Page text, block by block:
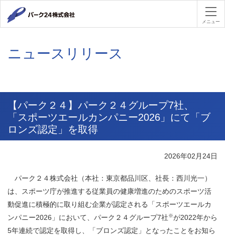
パーク２
メニュー
ニュースリリース
【パーク２４】パーク２４グループ7社、
「スポーツエールカンパニー2026」にて「ブ
ロンズ認定」を取得
2026年02月24日
パーク２４株式会社（本社：東京都品川区、社長：西川光一）
は、スポーツ庁が推進する従業員の健康増進のためのスポーツ活
動促進に積極的に取り組む企業が認定される「スポーツエールカ
ンパニー2026 」において、パーク２４グループ7社※が2022年から
5年連続で認定を取得し、「ブロンズ認定」となったことをお知ら